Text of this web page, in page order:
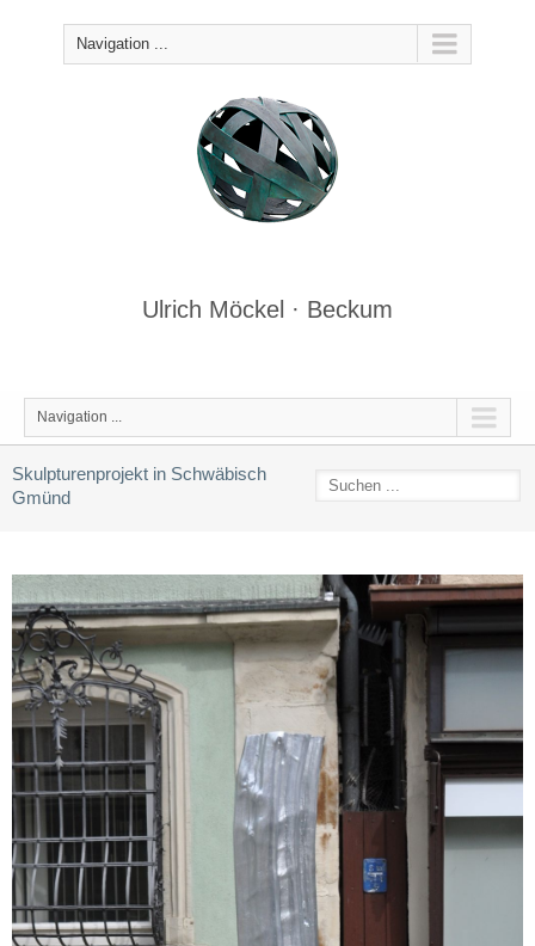
Navigation ...
Ulrich Möckel · Beckum
Navigation ...
Skulpturenprojekt in Schwäbisch
Gmünd